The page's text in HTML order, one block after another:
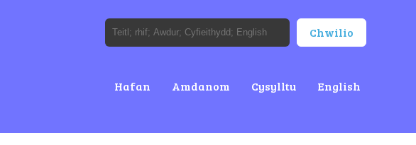
Hafan Amdanom Cysylltu English